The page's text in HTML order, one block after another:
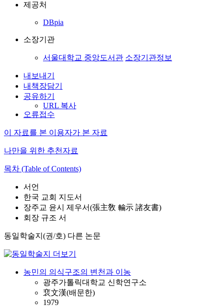
제공처
DBpia
소장기관
서울대학교 중앙도서관 소장기관정보
내보내기
내책장담기
공유하기
URL 복사
오류접수
이 자료를 본 이용자가 본 자료
나만을 위한 추천자료
목차 (Table of Contents)
서언
한국 교회 지도서
장주교 윤시 제우서(張主敎 輪示 諸友書)
회장 규조 서
동일학술지(권/호) 다른 논문
농민의 의식구조의 변천과 이농
광주가톨릭대학교 신학연구소
裵文漢(배문한)
1979